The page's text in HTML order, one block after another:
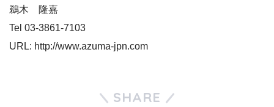
鵜木 隆嘉
Tel 03-3861-7103
URL: http://www.azuma-jpn.com
SHARE